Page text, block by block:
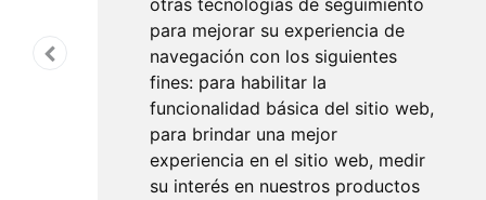
otras tecnologías de seguimiento
para mejorar su experiencia de
navegación con los siguientes
fines: para habilitar la
funcionalidad básica del sitio web,
para brindar una mejor
experiencia en el sitio web, medir
su interés en nuestros productos